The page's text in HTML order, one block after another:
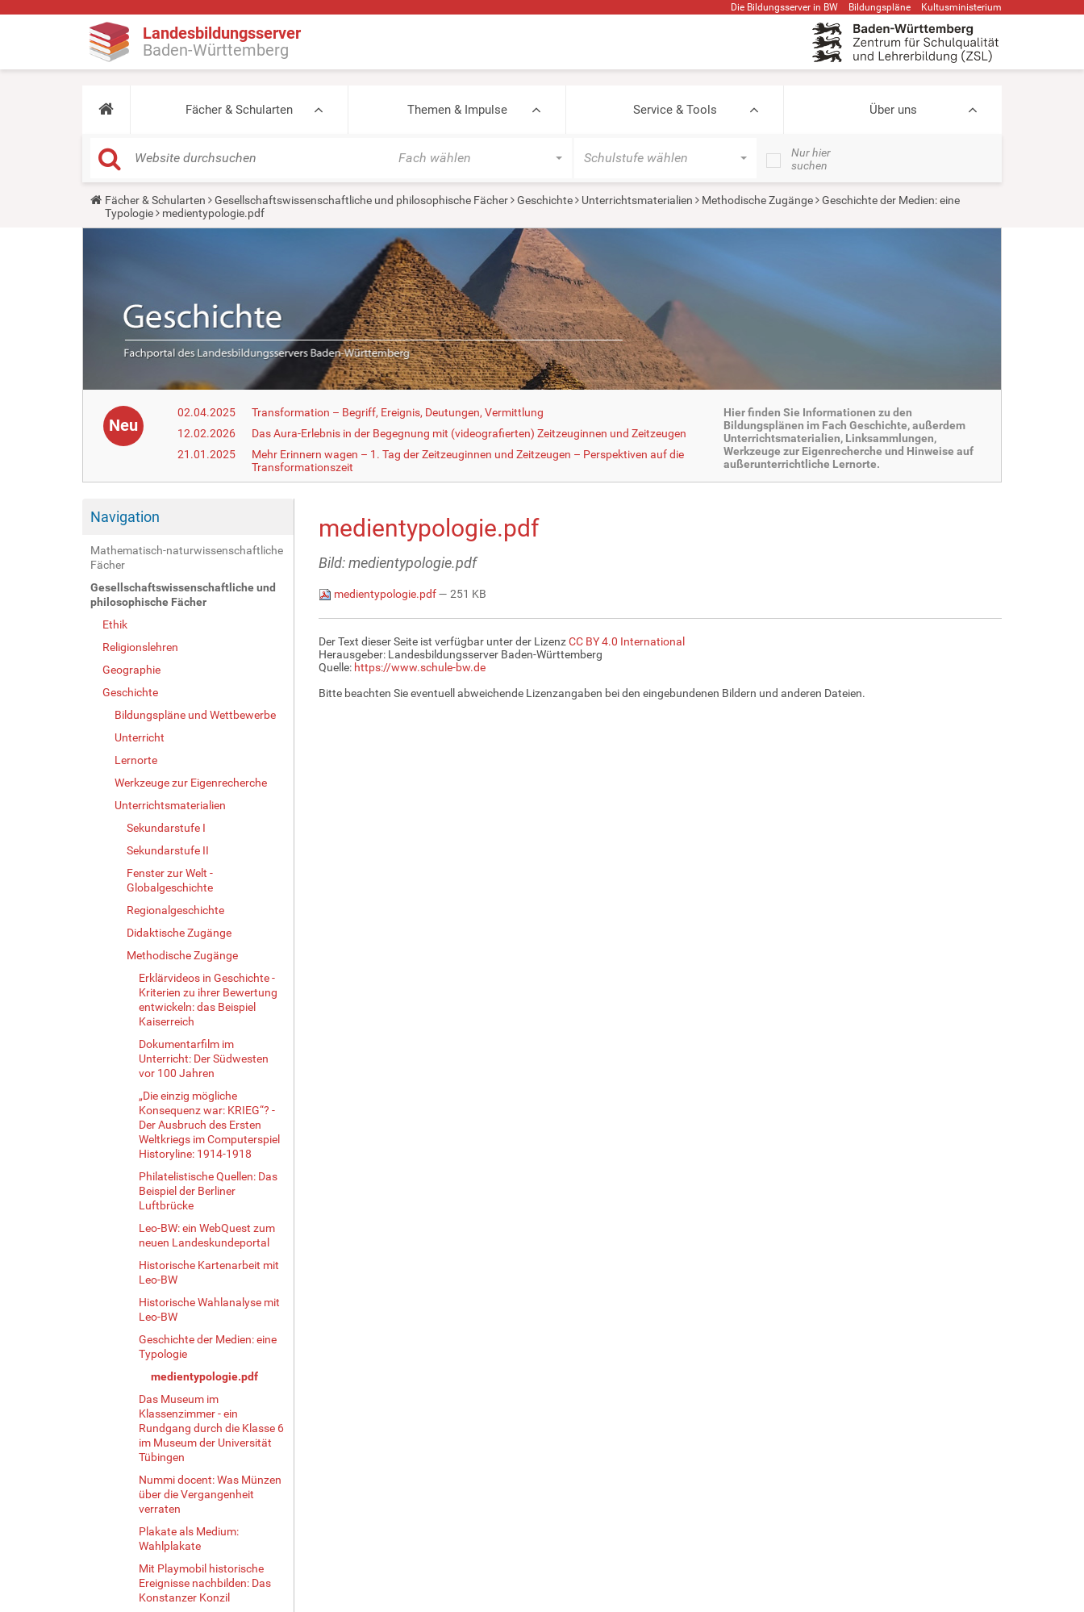
Die Bildungsserver in BW Bildungspläne Kultusministerium
Landesbildungsserver
Baden-Württemberg
Fächer & Schularten Themen & Impulse Service & Tools Über uns
Fach wählen Schulstufe wählen
Nur hier
suchen
Y
u
Fächer & Schularten Gesellschaftswissenschaftliche und philosophische Fächer Geschichte Unterrichtsmaterialien Methodische Zugänge
Geschichte der Medien: eine
Typologie
medientypologie.pdf
Neu
02.04.2025
Transformation – Begriff, Ereignis, Deutungen, Vermittlung
12.02.2026
Das Aura-Erlebnis in der Begegnung mit (videografierten) Zeitzeuginnen und Zeitzeugen
21.01.2025
Mehr Erinnern wagen – 1. Tag der Zeitzeuginnen und Zeitzeugen – Perspektiven auf die
Transformationszeit
Hier finden Sie Informationen zu den
Bildungsplänen im Fach Geschichte, außerdem
Unterrichtsmaterialien, Linksammlungen,
Werkzeuge zur Eigenrecherche und Hinweise auf
außerunterrichtliche Lernorte.
Navigation
Mathematisch-naturwissenschaftliche
Fächer
Gesellschaftswissenschaftliche und
philosophische Fächer
Ethik
Religionslehren
Geographie
Geschichte
Bildungspläne und Wettbewerbe
Unterricht
Lernorte
Werkzeuge zur Eigenrecherche
Unterrichtsmaterialien
Sekundarstufe I
Sekundarstufe II
Fenster zur Welt -
Globalgeschichte
Regionalgeschichte
Didaktische Zugänge
Methodische Zugänge
Erklärvideos in Geschichte -
Kriterien zu ihrer Bewertung
entwickeln: das Beispiel
Kaiserreich
Dokumentarfilm im
Unterricht: Der Südwesten
vor 100 Jahren
„Die einzig mögliche
Konsequenz war: KRIEG“? -
Der Ausbruch des Ersten
Weltkriegs im Computerspiel
Historyline: 1914-1918
Philatelistische Quellen: Das
Beispiel der Berliner
Luftbrücke
Leo-BW: ein WebQuest zum
neuen Landeskundeportal
Historische Kartenarbeit mit
Leo-BW
Historische Wahlanalyse mit
Leo-BW
Geschichte der Medien: eine
Typologie
medientypologie.pdf
Das Museum im
Klassenzimmer - ein
Rundgang durch die Klasse 6
im Museum der Universität
Tübingen
Nummi docent: Was Münzen
über die Vergangenheit
verraten
Plakate als Medium:
Wahlplakate
Mit Playmobil historische
Ereignisse nachbilden: Das
Konstanzer Konzil
medientypologie.pdf
Bild: medientypologie.pdf
medientypologie.pdf— 251 KB
Der Text dieser Seite ist verfügbar unter der LizenzCC BY 4.0 International
Herausgeber: Landesbildungsserver Baden-Württemberg
Quelle: https://www.schule-bw.de
Bitte beachten Sie eventuell abweichende Lizenzangaben bei den eingebundenen Bildern und anderen Dateien.